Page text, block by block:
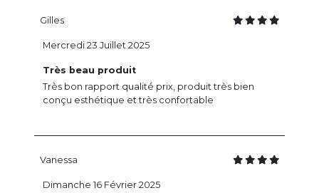
Gilles
Très beau produit
Très bon rapport qualité prix, produit très bien
conçu esthétique et très confortable
Mercredi 23 Juillet 2025
Vanessa
Dimanche 16 Février 2025